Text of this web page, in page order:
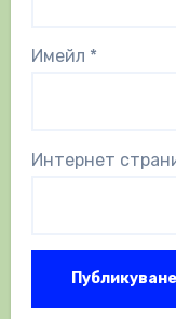
Имейл *
Интернет